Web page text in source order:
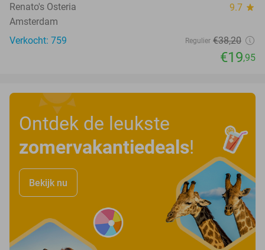
Renato's Osteria 9.7 star
Amsterdam
Verkocht: 759
Regulier €38,20
€19,95
Ontdek de leukste
zomervakantiedeals!
Bekijk nu